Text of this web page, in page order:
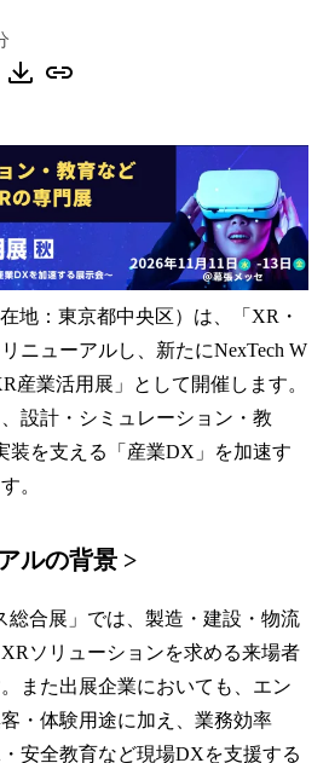
地：東京都中央区）は、「XR・
ニューアルし、新たにNexTech W
産業活用展」として開催します。
設計・シミュレーション・教
装を支える「産業DX」を加速す
。
ルの背景 >
総合展」では、製造・建設・物流
ソリューションを求める来場者
また出展企業においても、エン
・体験用途に加え、業務効率
安全教育など現場DXを支援する